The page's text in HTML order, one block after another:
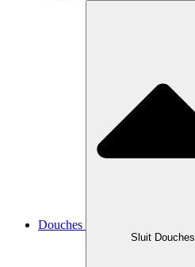
Douches
Sluit Douches